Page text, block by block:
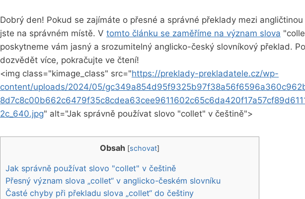
Dobrý den! Pokud⁣ se zajímáte o přesné a správné překlady mezi
jste na správném místě. V tomto článku se zaměříme na význam slova
poskytneme vám jasný a ⁣srozumitelný anglicko-český slovníkový překlad.
dozvědět více,‌ pokračujte ve čtení!
<img class="kimage_class" src="https://preklady-prekladatele.cz/wp-
content/uploads/2024/05/
2c_640.jpg" alt="Jak správně používat slovo‌ "collet" v češtině">
Obsah [schovat]
Jak správně používat slovo "collet" v češtině
Přesný význam slova „collet“ v‍ anglicko-českém slovníku
Časté chyby při překladu slova „collet“ do češtiny